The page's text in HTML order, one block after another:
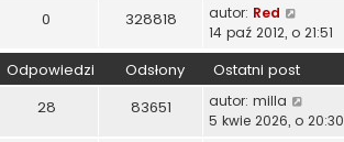
0 328818 autor: Red
14 paź 2012, o 21:51
Odpowiedzi Odsłony Ostatni post
28 83651 autor: milla
5 kwie 2026, o 20:30